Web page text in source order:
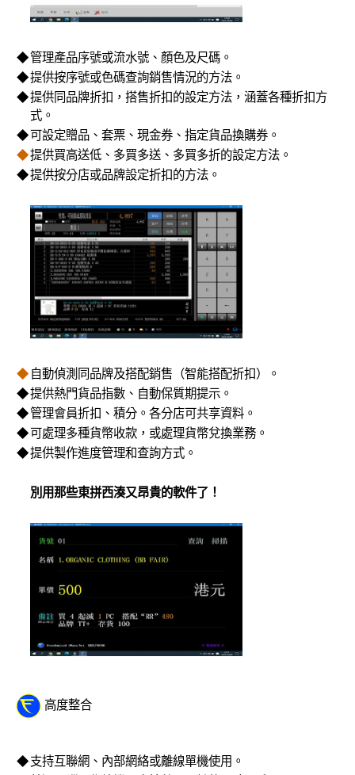
◆管理產品序號或流水號、顏色及尺碼。
◆提供按序號或色碼查詢銷售情況的方法。
◆提供同品牌折扣，搭售折扣的設定方法，涵蓋各種折扣方
式。
◆可設定贈品、套票、現金券、指定貨品換購券。
◆提供買高送低、多買多送、多買多折的設定方法。
◆提供按分店或品牌設定折扣的方法。
◆ 自動偵測同品牌及搭配銷售（智能搭配折扣）。
◆提供熱門貨品指數、自動保質期提示。
◆管理會員折扣、積分。各分店可共享資料。
◆可處理多種貨幣收款，或處理貨幣兌換業務。
◆提供製作進度管理和查詢方式。
別用那些東拼西湊又昂貴的軟件了！
高度整合
◆支持互聯網、內部網絡或離線單機使用。